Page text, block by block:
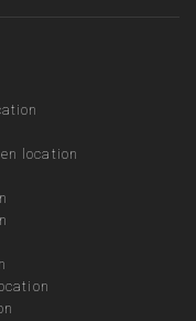
location